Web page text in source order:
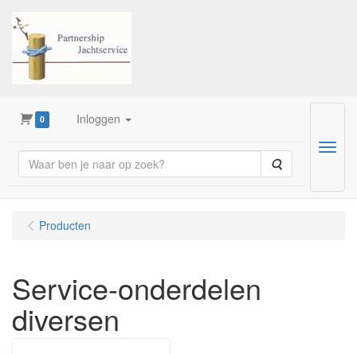
0 Inloggen
Zoeken
Menu
Producten
Service-onderdelen
diversen